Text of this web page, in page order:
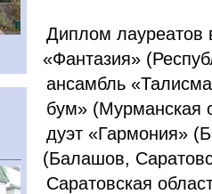
Диплом лауреатов
«Фантазия» (
ансамбль «
бум» (Мурманская
дуэт «Гармония» (
(Балашов,
Саратовская